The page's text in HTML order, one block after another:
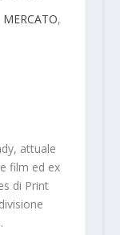
MERCATO,
attuale
film ed ex
di Print